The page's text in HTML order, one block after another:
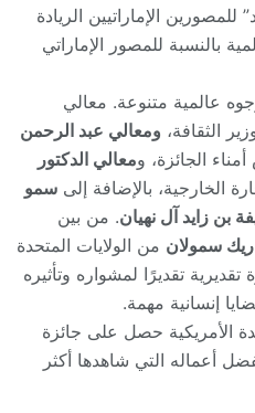
للمصورين الإماراتيين الريادة
بالنسبة للمصور الإماراتي
عالمية متنوعة. معالي
الثقافة، ومعالي عبد الرحمن
الجائزة، ومعالي الدكتور
الخارجية، بالإضافة إلى سمو
بن زايد آل نهيان. من بين
ريك سمولان من الولايات المتحدة
تقديرًا لمشواره وتأثيره
إنسانية مهمة.
الأمريكية حصل على جائزة
أعماله التي شاهدها أكثر